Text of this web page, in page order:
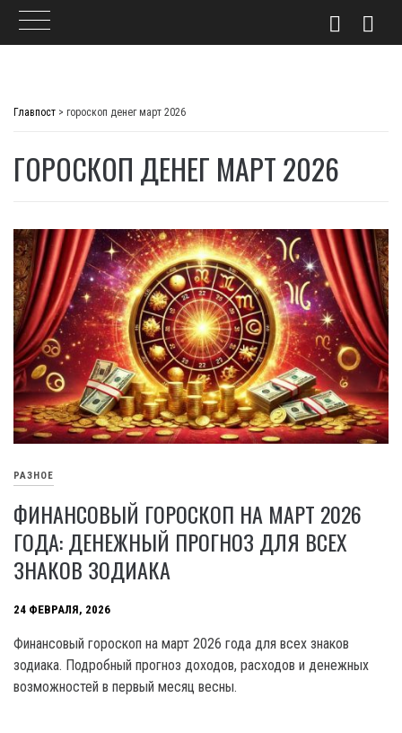
Главпост > гороскоп денег март 2026
ГОРОСКОП ДЕНЕГ МАРТ 2026
РАЗНОЕ
ФИНАНСОВЫЙ ГОРОСКОП НА МАРТ 2026
ГОДА: ДЕНЕЖНЫЙ ПРОГНОЗ ДЛЯ ВСЕХ
ЗНАКОВ ЗОДИАКА
24 ФЕВРАЛЯ, 2026
Финансовый гороскоп на март 2026 года для всех знаков
зодиака. Подробный прогноз доходов, расходов и денежных
возможностей в первый месяц весны.